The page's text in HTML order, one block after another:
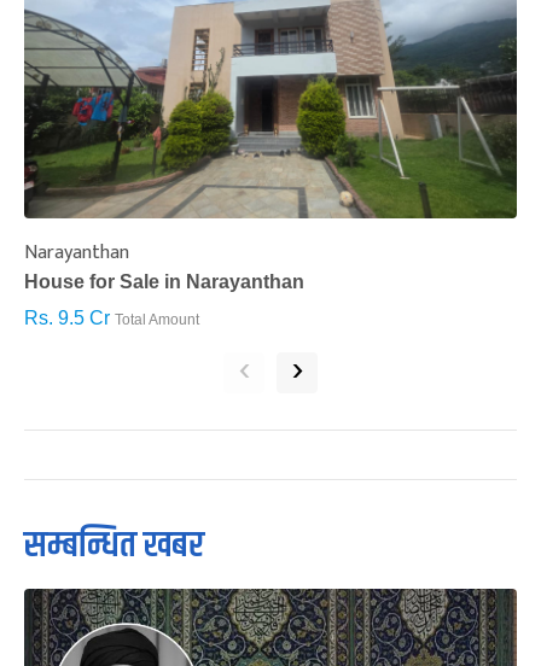
Narayanthan
House for Sale in Narayanthan
Rs. 9.5 Cr Total Amount
‹ ›
सम्बन्धित खबर